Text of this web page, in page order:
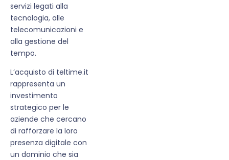
servizi legati alla
tecnologia, alle
telecomunicazioni e
alla gestione del
tempo.
L’acquisto di teltime.it
rappresenta un
investimento
strategico per le
aziende che cercano
di rafforzare la loro
presenza digitale con
un dominio che sia